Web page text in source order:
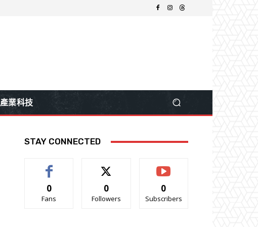
產業科技
STAY CONNECTED
0
Fans
0
Followers
0
Subscribers